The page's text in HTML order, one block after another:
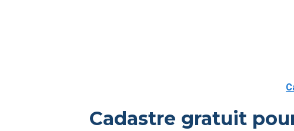
Cadastre gratuit